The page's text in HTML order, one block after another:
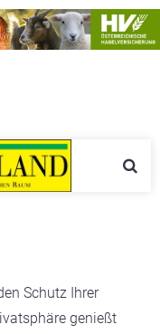
Schutz Ihrer
genießt